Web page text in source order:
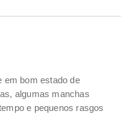
em bom estado de
algumas manchas
e pequenos rasgos